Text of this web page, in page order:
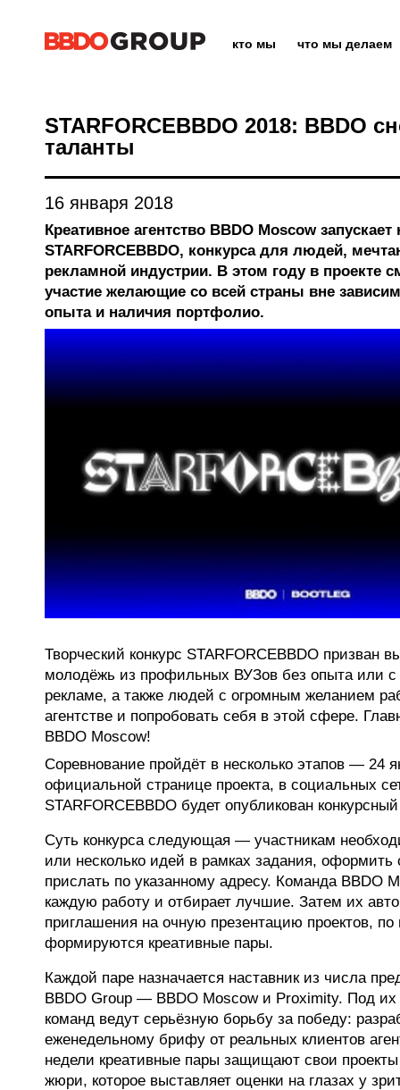
кто мы что мы делаем
STARFORCEBBDO 2018: BBDO
таланты
16 января 2018
Креативное агентство BBDO Moscow
STARFORCEBBDO, конкурса для людей,
рекламной индустрии. В этом году в проекте
участие желающие со всей страны вне
опыта и наличия портфолио.
Творческий конкурс STARFORCEBBDO призван
молодёжь из профильных ВУЗов без опыта или
рекламе, а также людей с огромным желанием
агентстве и попробовать себя в этой сфере.
BBDO Moscow!
Соревнование пройдёт в несколько этапов — 24
официальной странице проекта, в социальных
STARFORCEBBDO будет опубликован
Суть конкурса следующая — участникам
или несколько идей в рамках задания, оформить
прислать по указанному адресу. Команда BBDO
каждую работу и отбирает лучшие. Затем их
приглашения на очную презентацию проектов, по
формируются креативные пары.
Каждой паре назначается наставник из числа
BBDO Group — BBDO Moscow и Proximity. Под их
команд ведут серьёзную борьбу за победу:
еженедельному брифу от реальных клиентов
недели креативные пары защищают свои
жюри, которое выставляет оценки на глазах у